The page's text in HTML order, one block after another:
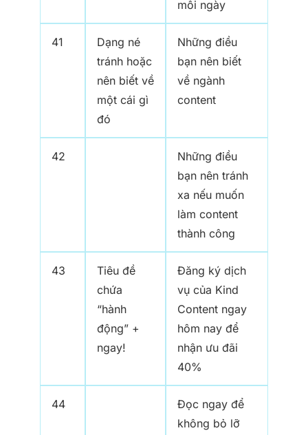
mỗi ngày
41
Dạng né
tránh hoặc
nên biết về
một cái gì
đó
Những điều
bạn nên biết
về ngành
content
42
Những điều
bạn nên tránh
xa nếu muốn
làm content
thành công
43
Tiêu đề
chứa
“hành
động” +
ngay!
Đăng ký dịch
vụ của Kind
Content ngay
hôm nay để
nhận ưu đãi
40%
44
Đọc ngay để
không bỏ lỡ